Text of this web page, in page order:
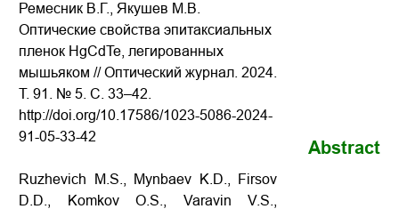
Ремесник В.Г., Якушев М.В.
Оптические свойства эпитаксиальных
пленок HgCdTe, легированных
мышьяком // Оптический журнал. 2024.
Т. 91. № 5. С. 33–42.
http://doi.org/10.17586/1023-5086-2024-
91-05-33-42
Ruzhevich M.S., Mynbaev K.D., Firsov
D.D., Komkov O.S., Varavin V.S.,
Abstract